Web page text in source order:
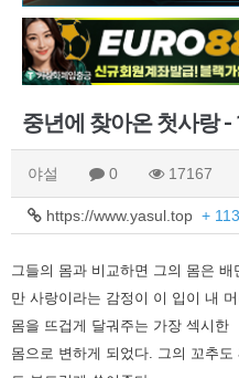
중년에 찾아온 첫사랑 -
야설 0 17167
https://www.yasul.top +
그들의 몸과 비교하면 그의 몸은
만 사랑이라는 감정이 이 입이 내
몸을 뜨겁게 달궈주는 가장 섹시한
몸으로 변하게 되었다.
그의 꼬추